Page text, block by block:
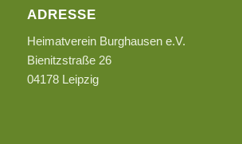
ADRESSE
Heimatverein Burghausen e.V.
Bienitzstraße 26
04178 Leipzig